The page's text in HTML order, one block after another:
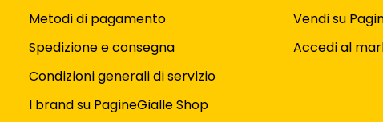
Metodi di pagamento
Spedizione e consegna
Condizioni generali di servizio
I brand su PagineGialle Shop
Vendi su
Accedi al